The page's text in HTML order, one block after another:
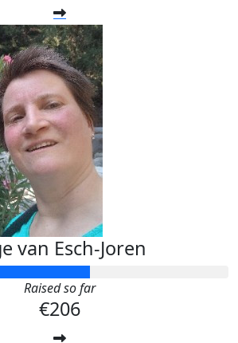
van Esch-Joren
Raised so far
€206